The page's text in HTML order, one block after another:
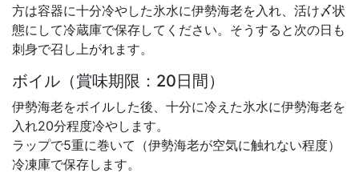
方は容器に十分冷やした氷水に伊勢海老を入れ、活け〆状
態にして冷蔵庫で保存してください。そうすると次の日も
刺身で召し上がれます。
ボイル（賞味期限：20日間）
伊勢海老をボイルした後、十分に冷えた氷水に伊勢海老を
入れ20分程度冷やします。
ラップで5重に巻いて（伊勢海老が空気に触れない程度）
冷凍庫で保存します。